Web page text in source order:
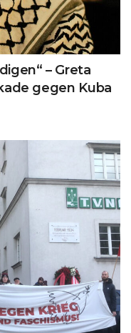
– Greta
gegen Kuba